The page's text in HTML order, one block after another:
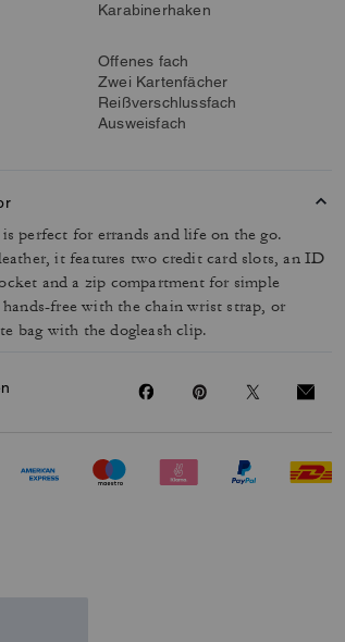
Karabinerhaken
Offenes fach
Zwei Kartenfächer
Reißverschlussfach
Ausweisfach
perfect for errands and life on the go.
it features two credit card slots, an ID
and a zip compartment for simple
free with the chain wrist strap, or
bag with the dogleash clip.